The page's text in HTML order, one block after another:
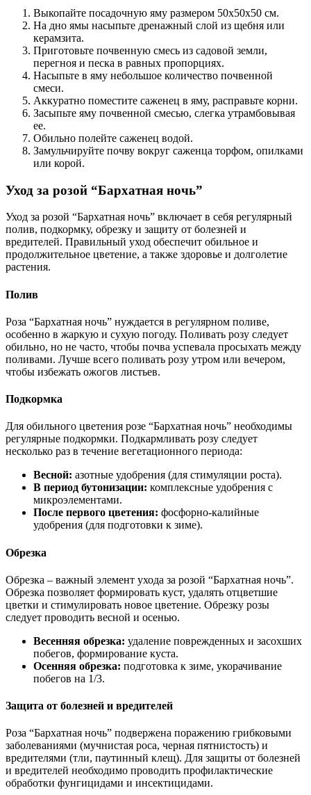
Выкопайте посадочную яму размером 50х50х50 см.
На дно ямы насыпьте дренажный слой из щебня или
керамзита.
Приготовьте почвенную смесь из садовой земли,
перегноя и песка в равных пропорциях.
Насыпьте в яму небольшое количество почвенной
смеси.
Аккуратно поместите саженец в яму, расправьте корни.
Засыпьте яму почвенной смесью, слегка утрамбовывая
ее.
Обильно полейте саженец водой.
Замульчируйте почву вокруг саженца торфом, опилками
или корой.
Уход за розой “Бархатная ночь”
Уход за розой “Бархатная ночь” включает в себя регулярный
полив, подкормку, обрезку и защиту от болезней и
вредителей. Правильный уход обеспечит обильное и
продолжительное цветение, а также здоровье и долголетие
растения.
Полив
Роза “Бархатная ночь” нуждается в регулярном поливе,
особенно в жаркую и сухую погоду. Поливать розу следует
обильно, но не часто, чтобы почва успевала просыхать между
поливами. Лучше всего поливать розу утром или вечером,
чтобы избежать ожогов листьев.
Подкормка
Для обильного цветения розе “Бархатная ночь” необходимы
регулярные подкормки. Подкармливать розу следует
несколько раз в течение вегетационного периода:
Весной: азотные удобрения (для стимуляции роста).
В период бутонизации: комплексные удобрения с
микроэлементами.
После первого цветения: фосфорно-калийные
удобрения (для подготовки к зиме).
Обрезка
Обрезка – важный элемент ухода за розой “Бархатная ночь”.
Обрезка позволяет формировать куст, удалять отцветшие
цветки и стимулировать новое цветение. Обрезку розы
следует проводить весной и осенью.
Весенняя обрезка: удаление поврежденных и засохших
побегов, формирование куста.
Осенняя обрезка: подготовка к зиме, укорачивание
побегов на 1/3.
Защита от болезней и вредителей
Роза “Бархатная ночь” подвержена поражению грибковыми
заболеваниями (мучнистая роса, черная пятнистость) и
вредителями (тли, паутинный клещ). Для защиты от болезней
и вредителей необходимо проводить профилактические
обработки фунгицидами и инсектицидами.